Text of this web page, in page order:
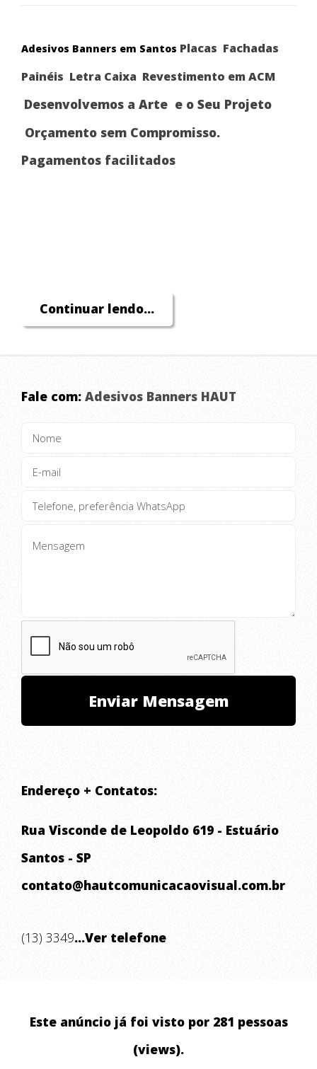
Adesivos Banners em Santos Placas Fachadas
Painéis Letra Caixa Revestimento em ACM
Desenvolvemos a Arte e o Seu Projeto
Orçamento sem Compromisso.
Pagamentos facilitados
Continuar lendo...
Fale com: Adesivos Banners HAUT
Endereço + Contatos:
Rua Visconde de Leopoldo 619 - Estuário
Santos - SP
contato@hautcomunicacaovisual.com.br
(13) 3349...Ver telefone
Este anúncio já foi visto por 281 pessoas
(views).